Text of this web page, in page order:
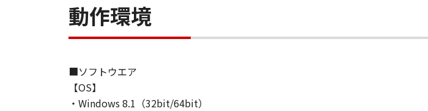
定されない全ての損害を言います。）について、適用法で認められる
ヤノンのライセンサー、キヤノンの子会社、キヤノンの関連会社、そ
ソフトウェア」、または「本ソフトウェア」の使用に起因または関連
動作環境
■ソフトウエア
【OS】
・Windows 8.1（32bit/64bit）